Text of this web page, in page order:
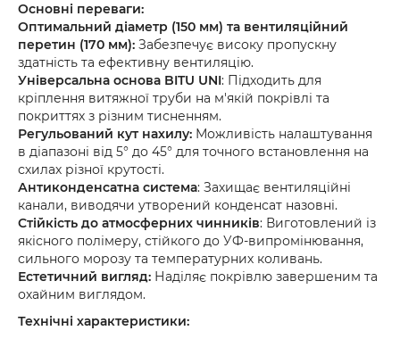
Основні переваги:
Оптимальний діаметр (150 мм) та вентиляційний
перетин (170 мм): Забезпечує високу пропускну
здатність та ефективну вентиляцію.
Універсальна основа BITU UNI: Підходить для
кріплення витяжної труби на м'якій покрівлі та
покриттях з різним тисненням.
Регульований кут нахилу: Можливість налаштування
в діапазоні від 5° до 45° для точного встановлення на
схилах різної крутості.
Антиконденсатна система: Захищає вентиляційні
канали, виводячи утворений конденсат назовні.
Стійкість до атмосферних чинників: Виготовлений із
якісного полімеру, стійкого до УФ-випромінювання,
сильного морозу та температурних коливань.
Естетичний вигляд: Наділяє покрівлю завершеним та
охайним виглядом.
Технічні характеристики: